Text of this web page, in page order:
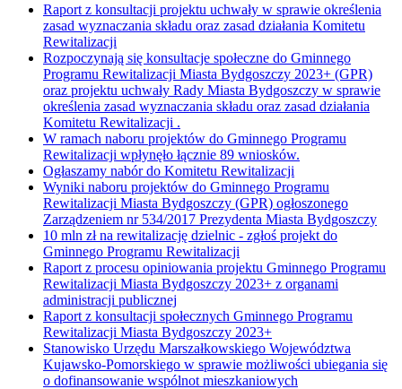
Raport z konsultacji projektu uchwały w sprawie określenia
zasad wyznaczania składu oraz zasad działania Komitetu
Rewitalizacji
Rozpoczynają się konsultacje społeczne do Gminnego
Programu Rewitalizacji Miasta Bydgoszczy 2023+ (GPR)
oraz projektu uchwały Rady Miasta Bydgoszczy w sprawie
określenia zasad wyznaczania składu oraz zasad działania
Komitetu Rewitalizacji .
W ramach naboru projektów do Gminnego Programu
Rewitalizacji wpłynęło łącznie 89 wniosków.
Ogłaszamy nabór do Komitetu Rewitalizacji
Wyniki naboru projektów do Gminnego Programu
Rewitalizacji Miasta Bydgoszczy (GPR) ogłoszonego
Zarządzeniem nr 534/2017 Prezydenta Miasta Bydgoszczy
10 mln zł na rewitalizację dzielnic - zgłoś projekt do
Gminnego Programu Rewitalizacji
Raport z procesu opiniowania projektu Gminnego Programu
Rewitalizacji Miasta Bydgoszczy 2023+ z organami
administracji publicznej
Raport z konsultacji społecznych Gminnego Programu
Rewitalizacji Miasta Bydgoszczy 2023+
Stanowisko Urzędu Marszałkowskiego Województwa
Kujawsko-Pomorskiego w sprawie możliwości ubiegania się
o dofinansowanie wspólnot mieszkaniowych